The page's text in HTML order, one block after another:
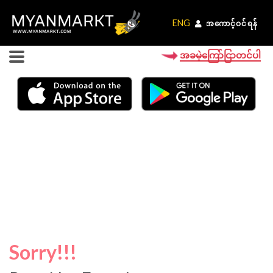
ENG အကောင့်ဝင်ရန်
ENG အကောင့်ဝင်ရန်
အခမဲ့ကြော်ငြာတင်ပါ
Sorry!!!